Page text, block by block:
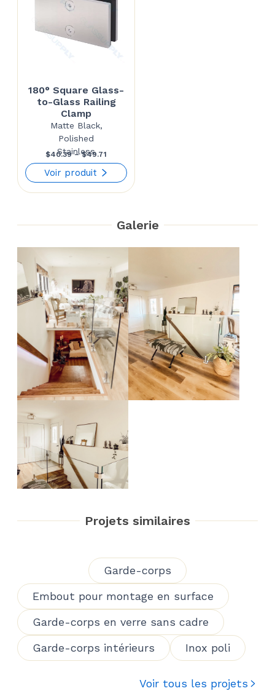
180° Square Glass-
to-Glass Railing
Clamp
Matte Black,
Polished
Stainless
$40.39 – $49.71
range:
$40.39
$49.71
Voir produit
Galerie
Projets similaires
Garde-corps
Embout pour montage en surface
Garde-corps en verre sans cadre
Garde-corps intérieurs
Inox poli
Voir tous les projets